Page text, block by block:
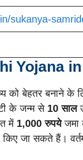
sukanya-
Yojana in
को बेहतर बनाने के
के जन्म से 10 साल
में 1,000 रुपयेजमा
जा सकते हैं।